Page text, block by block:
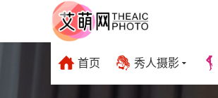
首页 秀人摄影